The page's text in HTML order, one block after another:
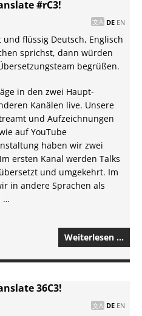
#rC3!
DE EN
flüssig Deutsch, Englisch
sprichst, dann würden
begrüßen.
in den zwei Haupt-
Kanälen live. Unsere
und Aufzeichnungen
auf YouTube
haben wir zwei
ersten Kanal werden Talks
und umgekehrt. Im
in andere Sprachen als
…
Weiterlesen …
36C3!
DE EN